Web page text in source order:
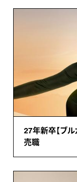
27年新卒【ブル
売職